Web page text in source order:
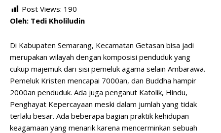
Post Views: 190
Oleh: Tedi Kholiludin
Di Kabupaten Semarang, Kecamatan Getasan bisa jadi
merupakan wilayah dengan komposisi penduduk yang
cukup majemuk dari sisi pemeluk agama selain Ambarawa.
Pemeluk Kristen mencapai 7000an, dan Buddha hampir
2000an penduduk. Ada juga penganut Katolik, Hindu,
Penghayat Kepercayaan meski dalam jumlah yang tidak
terlalu besar. Ada beberapa bagian praktik kehidupan
keagamaan yang menarik karena mencerminkan sebuah